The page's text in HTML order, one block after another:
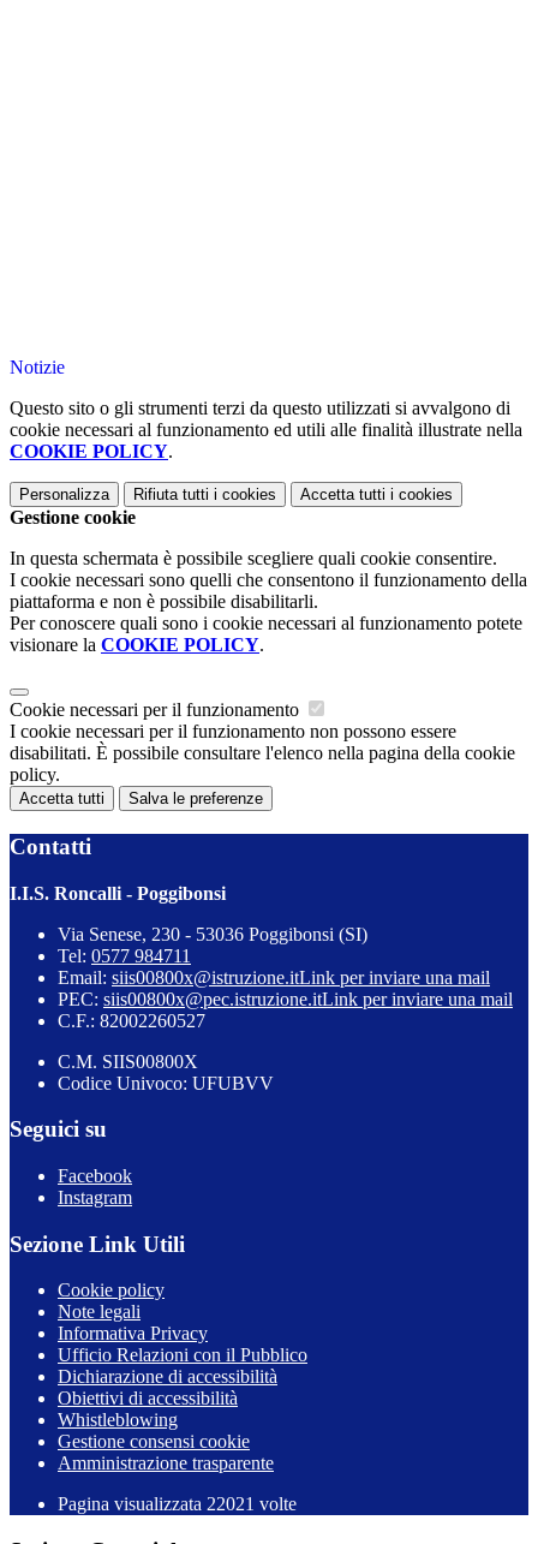
Notizie
Questo sito o gli strumenti terzi da questo utilizzati si avvalgono di
cookie necessari al funzionamento ed utili alle finalità illustrate nella
COOKIE POLICY.
Personalizza Rifiuta tutti i cookies Accetta tutti i cookies
Gestione cookie
In questa schermata è possibile scegliere quali cookie consentire.
I cookie necessari sono quelli che consentono il funzionamento della
piattaforma e non è possibile disabilitarli.
Per conoscere quali sono i cookie necessari al funzionamento potete
visionare la COOKIE POLICY.
Cookie necessari per il funzionamento
I cookie necessari per il funzionamento non possono essere
disabilitati. È possibile consultare l'elenco nella pagina della cookie
policy.
Accetta tutti Salva le preferenze
Contatti
I.I.S. Roncalli - Poggibonsi
Via Senese, 230 - 53036 Poggibonsi (SI)
Tel: 0577 984711
Email: siis00800x@istruzione.itLink per inviare una mail
PEC: siis00800x@pec.istruzione.itLink per inviare una mail
C.F.: 82002260527
C.M. SIIS00800X
Codice Univoco: UFUBVV
Seguici su
Facebook
Instagram
Sezione Link Utili
Cookie policy
Note legali
Informativa Privacy
Ufficio Relazioni con il Pubblico
Dichiarazione di accessibilità
Obiettivi di accessibilità
Whistleblowing
Gestione consensi cookie
Amministrazione trasparente
Pagina visualizzata 22021 volte